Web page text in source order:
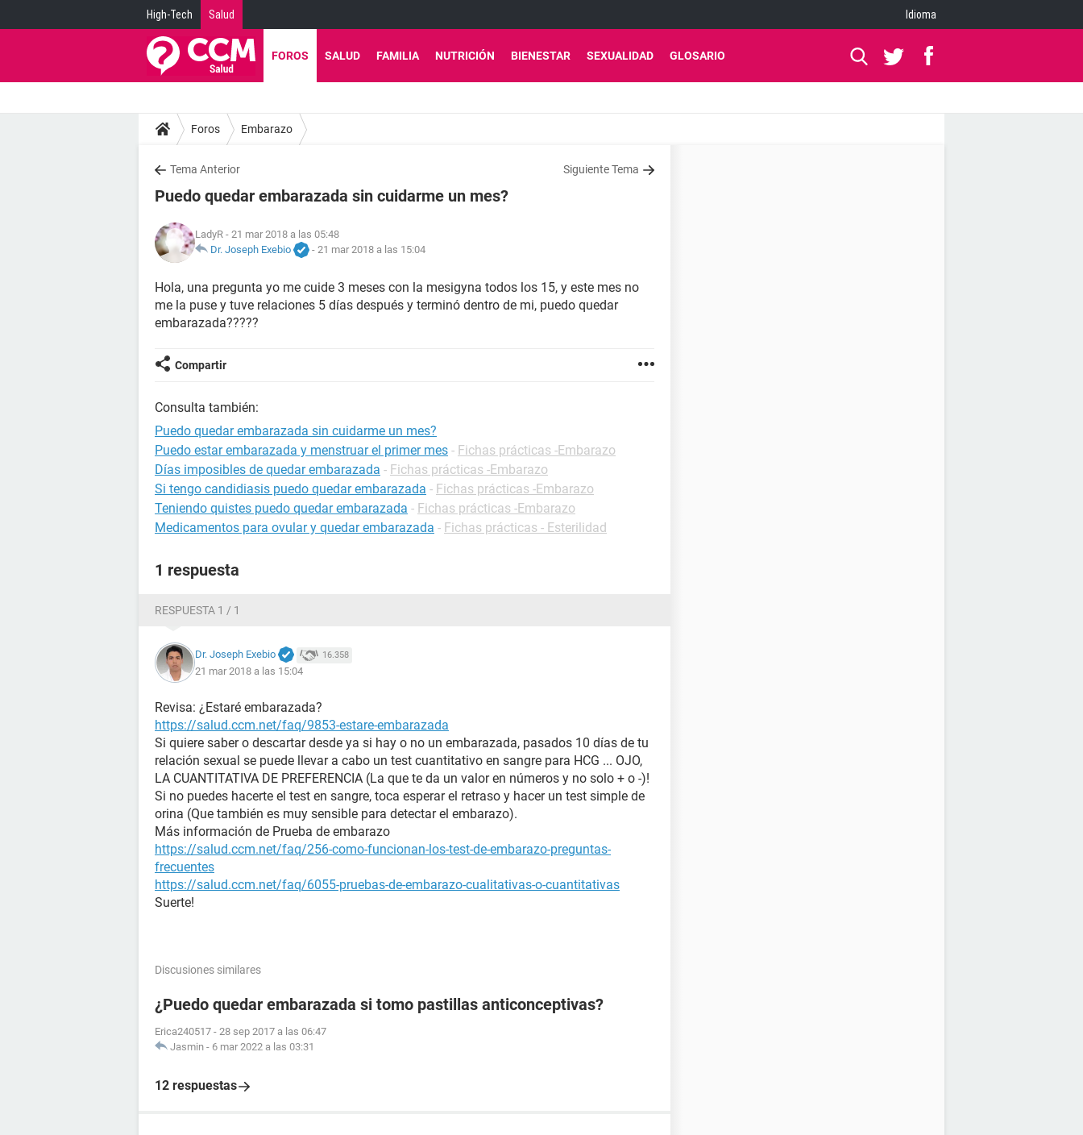
High-Tech Salud Idioma
FOROS SALUD FAMILIA NUTRICIÓN BIENESTAR SEXUALIDAD GLOSARIO
Foros Embarazo
Tema Anterior Siguiente Tema
Puedo quedar embarazada sin cuidarme un mes?
LadyR - 21 mar 2018 a las 05:48
Dr. Joseph Exebio
- 21 mar 2018 a las 15:04
Hola, una pregunta yo me cuide 3 meses con la mesigyna todos los 15, y este mes no
me la puse y tuve relaciones 5 días después y terminó dentro de mi, puedo quedar
embarazada?????
Compartir
Consulta también:
Puedo quedar embarazada sin cuidarme un mes?
Puedo estar embarazada y menstruar el primer mes - Fichas prácticas -Embarazo
Días imposibles de quedar embarazada - Fichas prácticas -Embarazo
Si tengo candidiasis puedo quedar embarazada - Fichas prácticas -Embarazo
Teniendo quistes puedo quedar embarazada - Fichas prácticas -Embarazo
Medicamentos para ovular y quedar embarazada - Fichas prácticas - Esterilidad
1 respuesta
RESPUESTA 1 / 1
Dr. Joseph Exebio 16.358
21 mar 2018 a las 15:04
Revisa: ¿Estaré embarazada?
https://salud.ccm.net/faq/9853-estare-embarazada
Si quiere saber o descartar desde ya si hay o no un embarazada, pasados 10 días de tu
relación sexual se puede llevar a cabo un test cuantitativo en sangre para HCG ... OJO,
LA CUANTITATIVA DE PREFERENCIA (La que te da un valor en números y no solo + o -)!
Si no puedes hacerte el test en sangre, toca esperar el retraso y hacer un test simple de
orina (Que también es muy sensible para detectar el embarazo).
Más información de Prueba de embarazo
https://salud.ccm.net/faq/256-como-funcionan-los-test-de-embarazo-preguntas-
frecuentes
https://salud.ccm.net/faq/6055-pruebas-de-embarazo-cualitativas-o-cuantitativas
Suerte!
Discusiones similares
¿Puedo quedar embarazada si tomo pastillas anticonceptivas?
Erica240517 - 28 sep 2017 a las 06:47
Jasmin - 6 mar 2022 a las 03:31
12 respuestas